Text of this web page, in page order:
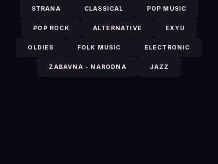
STRANA CLASSICAL POP MUSIC
POP ROCK ALTERNATIVE EXYU
OLDIES FOLK MUSIC ELECTRONIC
ZABAVNA - NARODNA JAZZ